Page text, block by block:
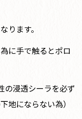
ります。
に手で触るとポロ
の浸透シーラを必ず
地にならない為）